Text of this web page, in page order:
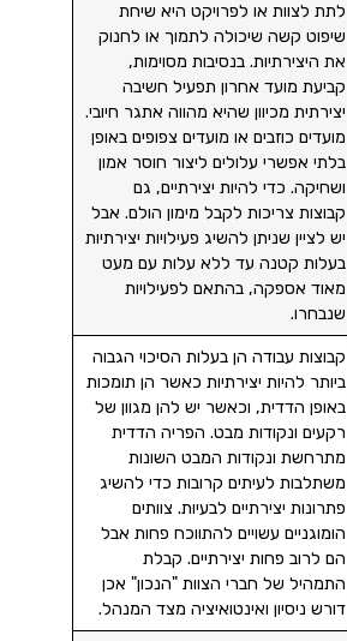
לתת לצוות או לפרויקט היא שיחת
שיפוט קשה שיכולה לתמוך או לחנוק
את היצירתיות. בנסיבות מסוימות,
קביעת מועד אחרון תפעיל חשיבה
יצירתית מכיוון שהיא מהווה אתגר חיובי.
מועדים כוזבים או מועדים צפופים באופן
בלתי אפשרי עלולים ליצור חוסר אמון
ושחיקה. כדי להיות יצירתיים, גם
קבוצות צריכות לקבל מימון הולם. אבל
יש לציין שניתן להשיג פעילויות יצירתיות
בעלות קטנה עד ללא עלות עם מעט
מאוד אספקה, בהתאם לפעילויות
שנבחרו.
קבוצות עבודה הן בעלות הסיכוי הגבוה
ביותר להיות יצירתיות כאשר הן תומכות
באופן הדדית, וכאשר יש להן מגוון של
רקעים ונקודות מבט. הפריה הדדית
מתרחשת ונקודות המבט השונות
משתלבות לעיתים קרובות כדי להשיג
פתרונות יצירתיים לבעיות. צוותים
הומוגניים עשויים להתווכח פחות אבל
הם לרוב פחות יצירתיים. קבלת
התמהיל של חברי הצוות "הנכון" אכן
דורש ניסיון ואינטואיציה מצד המנהל.